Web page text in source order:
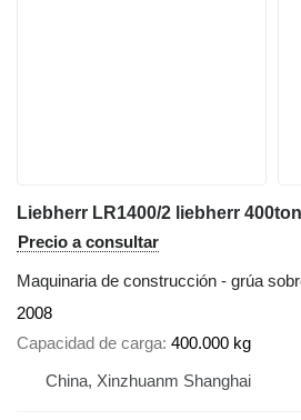
Liebherr LR1400/2 liebherr
Precio a consultar
Maquinaria de construcción - grúa
2008
Capacidad de carga 400.000 kg
China, Xinzhuanm Shanghai